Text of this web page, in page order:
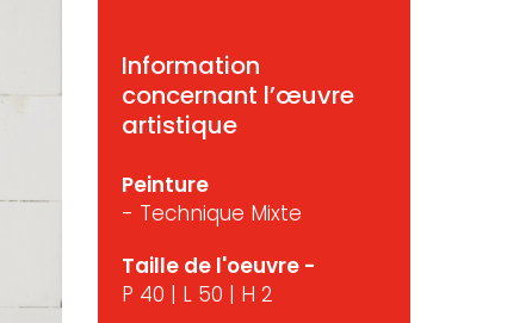
Information
concernant l’œuvre
artistique
Peinture
- Technique Mixte
Taille de l'oeuvre -
P 40 | L 50 | H 2